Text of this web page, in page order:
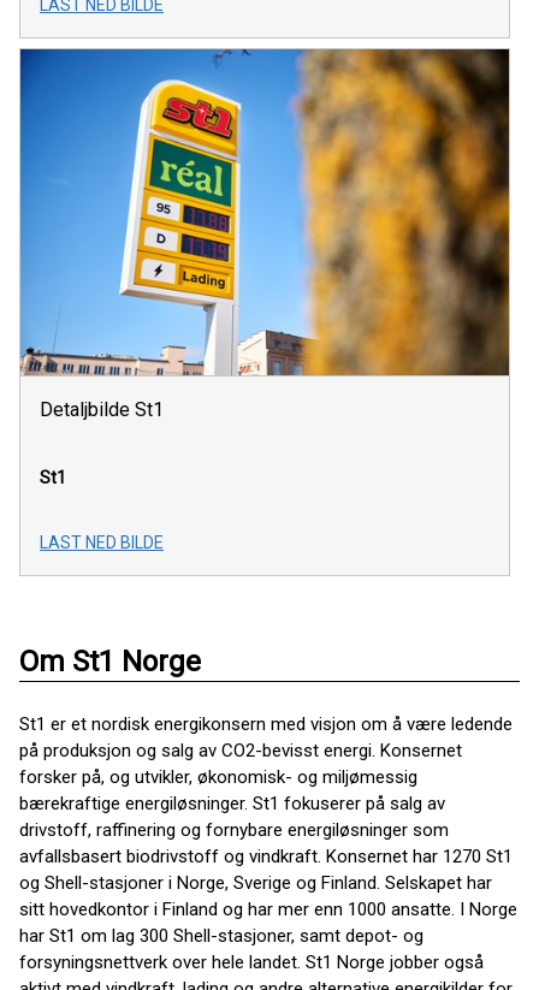
LAST NED BILDE
Detaljbilde St1
St1
LAST NED BILDE
Om St1 Norge
St1 er et nordisk energikonsern med visjon om å være ledende
på produksjon og salg av CO2-bevisst energi. Konsernet
forsker på, og utvikler, økonomisk- og miljømessig
bærekraftige energiløsninger. St1 fokuserer på salg av
drivstoff, raffinering og fornybare energiløsninger som
avfallsbasert biodrivstoff og vindkraft. Konsernet har 1270 St1
og Shell-stasjoner i Norge, Sverige og Finland. Selskapet har
sitt hovedkontor i Finland og har mer enn 1000 ansatte. I Norge
har St1 om lag 300 Shell-stasjoner, samt depot- og
forsyningsnettverk over hele landet. St1 Norge jobber også